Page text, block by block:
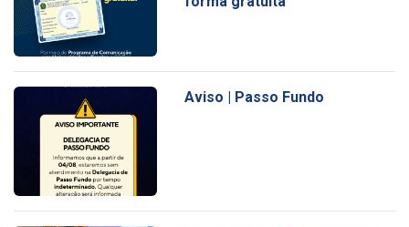
Aviso | Passo Fundo